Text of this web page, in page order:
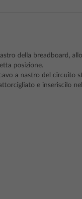
della breadboard,
posizione.
a nastro del circuito
e inseriscilo